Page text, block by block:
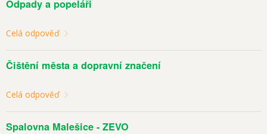
Odpady a popeláři
Celá odpověď
Čištění města a dopravní značení
Celá odpověď
Spalovna Malešice - ZEVO